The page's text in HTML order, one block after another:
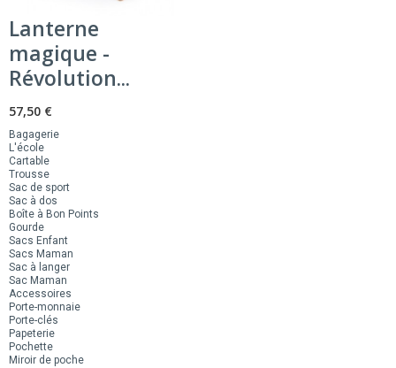
Lanterne
magique -
Révolution...
57,50 €
Bagagerie
L'école
Cartable
Trousse
Sac de sport
Sac à dos
Boîte à Bon Points
Gourde
Sacs Enfant
Sacs Maman
Sac à langer
Sac Maman
Accessoires
Porte-monnaie
Porte-clés
Papeterie
Pochette
Miroir de poche